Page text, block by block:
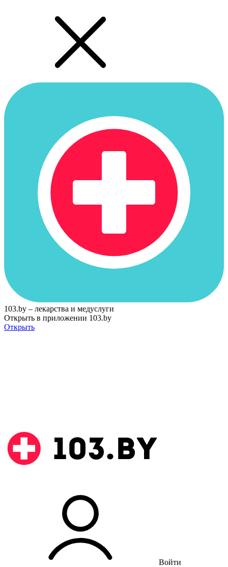
103.by – лекарства и медуслуги
Открыть в приложении 103.by
Открыть
Войти